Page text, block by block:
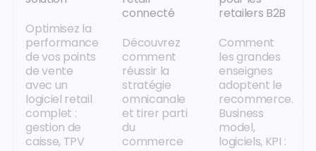
Optimisez la
performance
de vos points
de vente
avec un
logiciel retail
complet :
gestion de
caisse, TPV
connecté
Découvrez
comment
réussir la
stratégie
omnicanale
et tirer parti
du
commerce
retailers B2B
Comment
les grandes
enseignes
adoptent le
recommerce.
Business
model,
logiciels, KPI :